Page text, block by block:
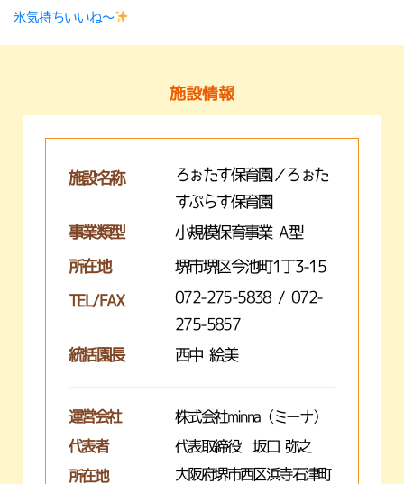
氷気持ちいいね〜
施設情報
施設名称
ろぉたす保育園／ろぉた
すぷらす保育園
事業類型
小規模保育事業 A型
所在地 堺市堺区今池町1丁3-15
TEL/FAX
072-275-5838 / 072-
275-5857
統括園長
西中 絵美
運営会社 株式会社minna（ミーナ）
代表者 代表取締役 坂口 弥之
所在地
大阪府堺市西区浜寺石津町